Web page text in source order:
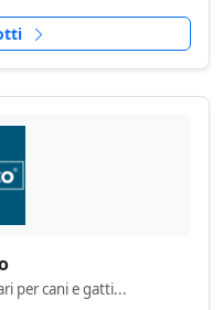
per cani e gatti...